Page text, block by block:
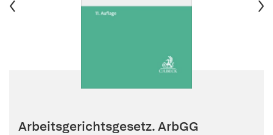
Arbeitsgerichtsgesetz. ArbGG